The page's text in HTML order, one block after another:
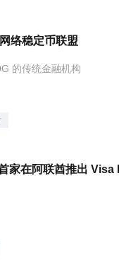
络稳定币联盟
的传统金融机构